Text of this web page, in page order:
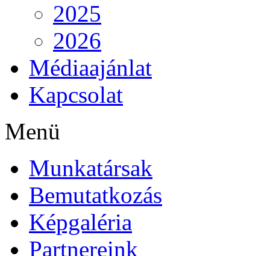
2025
2026
Médiaajánlat
Kapcsolat
Menü
Munkatársak
Bemutatkozás
Képgaléria
Partnereink